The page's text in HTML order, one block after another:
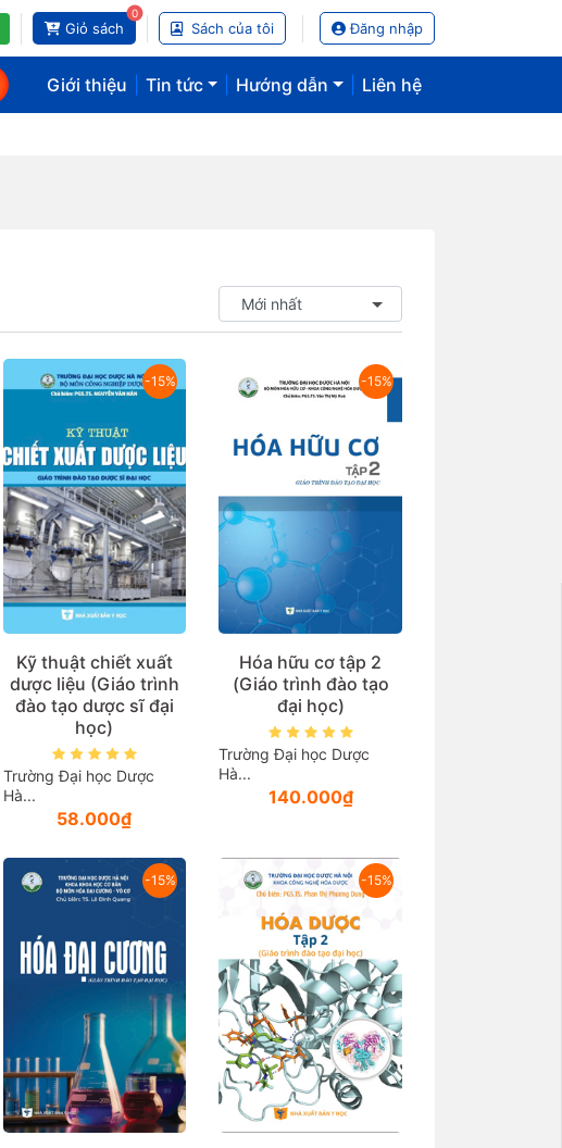
0
Giỏ sách Sách của tôi Đăng nhập
Giới thiệu Tin tức Hướng dẫn Liên hệ
-15%
Kỹ thuật chiết xuất
dược liệu (Giáo trình
đào tạo dược sĩ đại
học)
Trường Đại học Dược
Hà...
58.000₫
-15%
Hóa hữu cơ tập 2
(Giáo trình đào tạo
đại học)
Trường Đại học Dược
Hà...
140.000₫
-15% -15%